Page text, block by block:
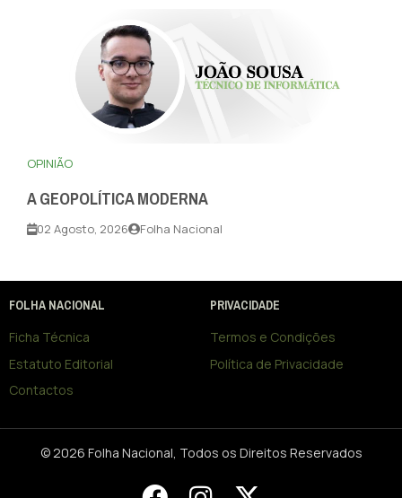
OPINIÃO
A GEOPOLÍTICA MODERNA
02 Agosto, 2026 Folha Nacional
FOLHA NACIONAL
Ficha Técnica
Estatuto Editorial
Contactos
PRIVACIDADE
Termos e Condições
Política de Privacidade
© 2026 Folha Nacional, Todos os Direitos Reservados